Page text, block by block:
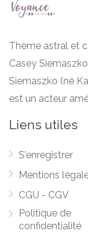
Thème astral et
Casey
Siemaszko (né
est un acteur
Liens utiles
S'enregistrer
Mentions
CGU - CGV
Politique de
confidentialité